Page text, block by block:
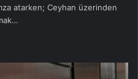
atarken; Ceyhan üzerinden